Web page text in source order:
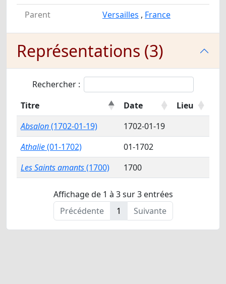
Parent
Versailles , France
Représentations (3)
Rechercher :
Titre
Date
Lieu
Absalon(1702-01-19)
1702-01-19
Athalie(01-1702)
01-1702
Les Saints amants(1700) 1700
Affichage de 1 à 3 sur 3 entrées
Précédente
1 Suivante